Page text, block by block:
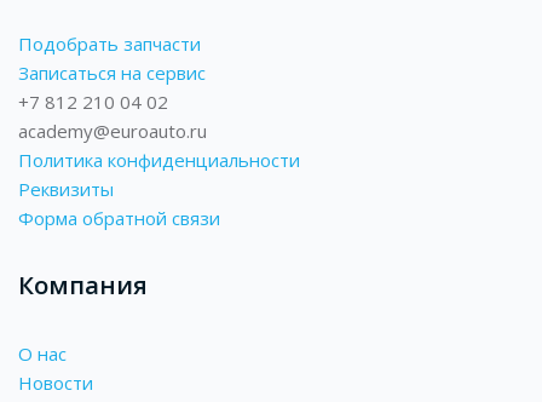
Подобрать запчасти
Записаться на сервис
+7 812 210 04 02
academy@euroauto.ru
Политика конфиденциальности
Реквизиты
Форма обратной связи
Компания
О нас
Новости